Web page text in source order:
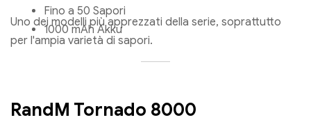
Fino a 50 Sapori
1000 mAh Akku
Uno dei modelli più apprezzati della serie, soprattutto
per l'ampia varietà di sapori.
RandM Tornado 8000